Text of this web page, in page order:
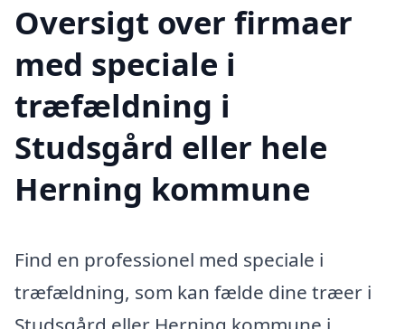
Oversigt over firmaer
med speciale i
træfældning i
Studsgård eller hele
Herning kommune
Find en professionel med speciale i
træfældning, som kan fælde dine træer i